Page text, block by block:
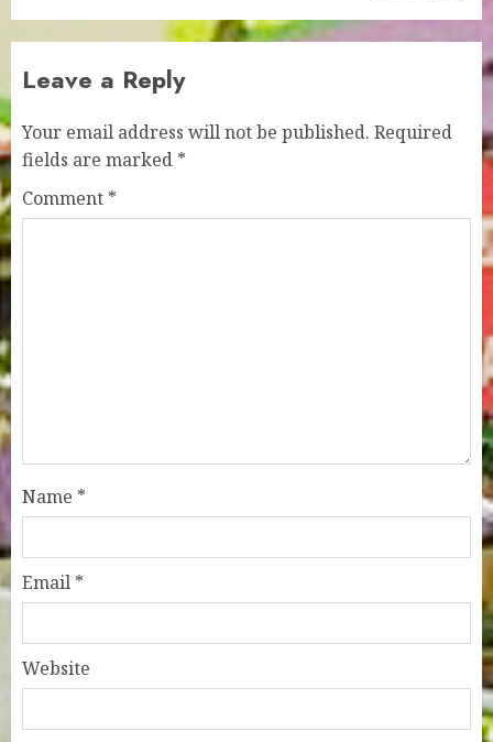
Leave a Reply
Your email address will not be published. Required
fields are marked *
Comment *
Name *
Email *
Website